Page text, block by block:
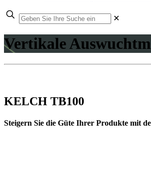
✕
Vertikale
KELCH TB100
Steigern Sie die Güte Ihrer Produkte mit